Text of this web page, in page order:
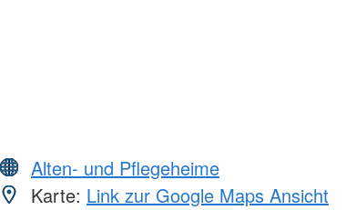
Alten- und Pflegeheime
Karte: Link zur Google Maps Ansicht